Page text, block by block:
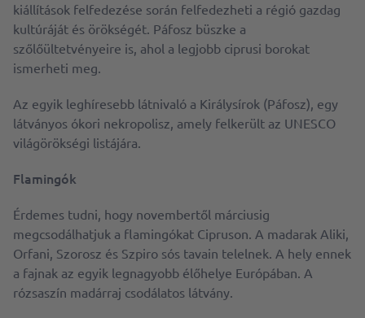
kiállítások felfedezése során felfedezheti a régió gazdag
kultúráját és örökségét. Páfosz büszke a
szőlőültetvényeire is, ahol a legjobb ciprusi borokat
ismerheti meg.
Az egyik leghíresebb látnivaló a Királysírok (Páfosz), egy
látványos ókori nekropolisz, amely felkerült az UNESCO
világörökségi listájára.
Flamingók
Érdemes tudni, hogy novembertől márciusig
megcsodálhatjuk a flamingókat Cipruson. A madarak Aliki,
Orfani, Szorosz és Szpiro sós tavain telelnek. A hely ennek
a fajnak az egyik legnagyobb élőhelye Európában. A
rózsaszín madárraj csodálatos látvány.